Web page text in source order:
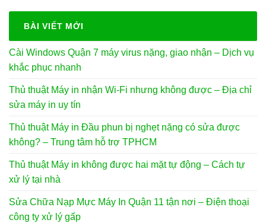
750.000₫.là:
BÀI VIẾT MỚI
Cài Windows Quận 7 máy virus nặng, giao nhận – Dịch vụ
khắc phục nhanh
Thủ thuật Máy in nhận Wi-Fi nhưng không được – Địa chỉ
sửa máy in uy tín
Thủ thuật Máy in Đầu phun bị nghẹt nặng có sửa được
không? – Trung tâm hỗ trợ TPHCM
Thủ thuật Máy in không được hai mặt tự động – Cách tự
xử lý tại nhà
Sửa Chữa Nạp Mực Máy In Quận 11 tận nơi – Điện thoại
công ty xử lý gấp